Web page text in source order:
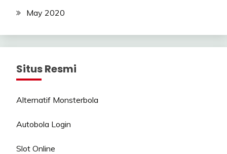
May 2020
Situs Resmi
Alternatif Monsterbola
Autobola Login
Slot Online